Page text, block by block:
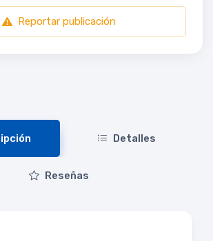
Reportar publicación
Detalles
Reseñas